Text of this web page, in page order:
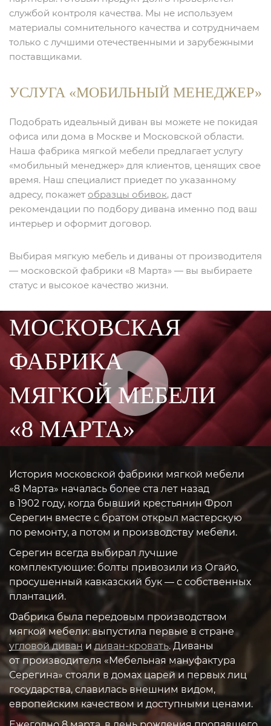
службой контроля качества. Мы не используем
материалы сомнительного качества и сотрудничаем
только с лучшими отечественными и зарубежными
поставщиками.
УСЛУГА «МОБИЛЬНЫЙ МЕНЕДЖЕР»
Подобрать идеальный диван вы можете не покидая
офиса или дома в Москве и Московской области.
Наша фабрика мягкой мебели предлагает услугу
«мобильный менеджер» для клиентов, ценящих свое
время. Наш специалист приедет по указанному
адресу, покажет образцы обивок, даст
рекомендации по подбору дивана именно под ваш
интерьер и оформит договор.
Выбирая мягкую мебель и диваны от производителя
— московской фабрики «8 Марта» — вы выбираете
статус и высокое качество жизни.
МОСКОВСКАЯ
ФАБРИКА
МЯГКОЙ МЕБЕЛИ
«8 МАРТА»
История московской фабрики мягкой мебели
«8 Марта» началась более ста лет назад
в 1902 году, когда бывший крестьянин Фрол
Серегин вместе с братом открыл мастерскую
по ремонту, а потом и производству мебели.
Серегин всегда выбирал лучшие
комплектующие: болты привозили из Огайо,
просушенный кавказский бук — с собственных
плантаций.
Фабрика была передовым производством
мягкой мебели: выпустила первые в стране
угловой диван и диван-кровать. Диваны
от производителя «Мебельная мануфактура
Серегина» стояли в домах царей и первых лиц
государства, славилась внешним видом,
европейским качеством и доступными ценами.